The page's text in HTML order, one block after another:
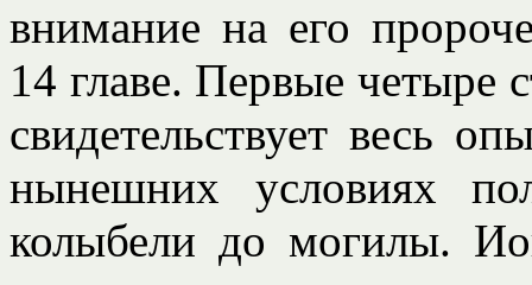
внимание на его
14 главе. Первые четыре
свидетельствует весь
нынешних условиях
колыбели до могилы.